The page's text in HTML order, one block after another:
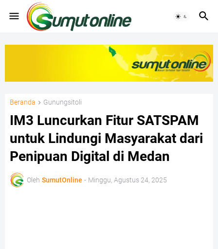
Beranda Gunungsitoli
IM3 Luncurkan Fitur SATSPAM
untuk Lindungi Masyarakat dari
Penipuan Digital di Medan
Oleh SumutOnline - Minggu, Agustus 24, 2025